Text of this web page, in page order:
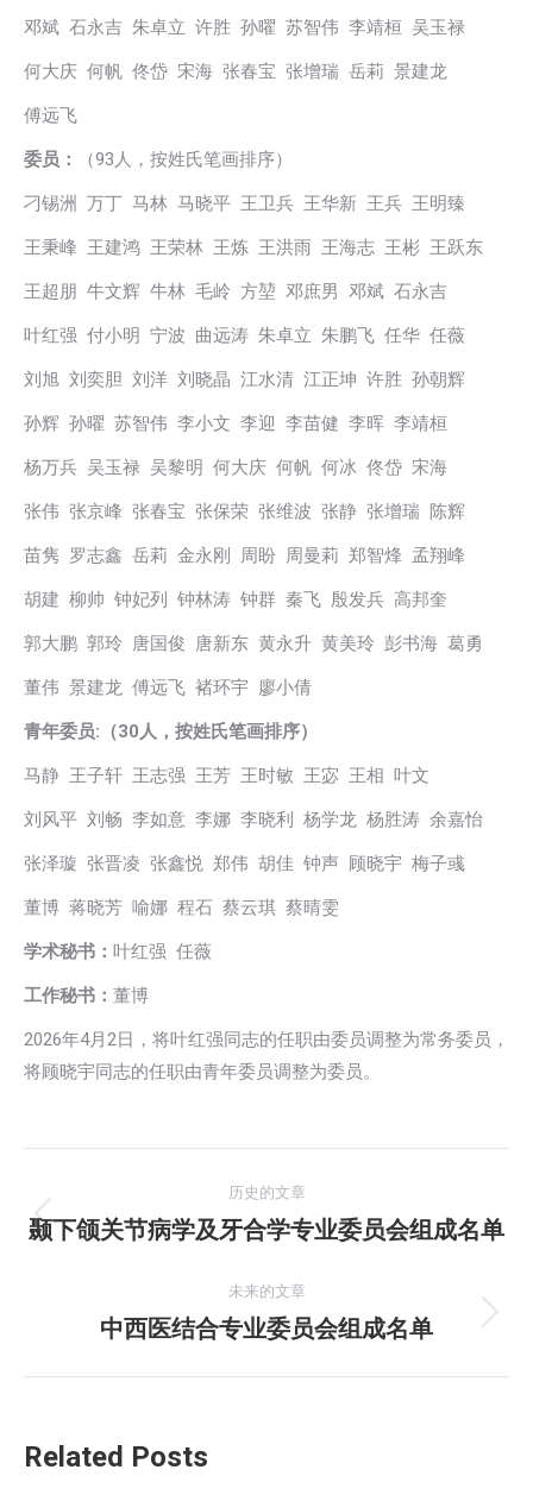
邓斌 石永吉 朱卓立 许胜 孙曜 苏智伟 李靖桓 吴玉禄
何大庆 何帆 佟岱 宋海 张春宝 张增瑞 岳莉 景建龙
傅远飞
委员： （93人，按姓氏笔画排序）
刁锡洲 万丁 马林 马晓平 王卫兵 王华新 王兵 王明臻
王秉峰 王建鸿 王荣林 王炼 王洪雨 王海志 王彬 王跃东
王超朋 牛文辉 牛林 毛岭 方堃 邓庶男 邓斌 石永吉
叶红强 付小明 宁波 曲远涛 朱卓立 朱鹏飞 任华 任薇
刘旭 刘奕胆 刘洋 刘晓晶 江水清 江正坤 许胜 孙朝辉
孙辉 孙曜 苏智伟 李小文 李迎 李苗健 李晖 李靖桓
杨万兵 吴玉禄 吴黎明 何大庆 何帆 何冰 佟岱 宋海
张伟 张京峰 张春宝 张保荣 张维波 张静 张增瑞 陈辉
苗隽 罗志鑫 岳莉 金永刚 周盼 周曼莉 郑智烽 孟翔峰
胡建 柳帅 钟妃列 钟林涛 钟群 秦飞 殷发兵 高邦奎
郭大鹏 郭玲 唐国俊 唐新东 黄永升 黄美玲 彭书海 葛勇
董伟 景建龙 傅远飞 褚环宇 廖小倩
青年委员:（30人，按姓氏笔画排序）
马静 王子轩 王志强 王芳 王时敏 王宓 王相 叶文
刘风平 刘畅 李如意 李娜 李晓利 杨学龙 杨胜涛 余嘉怡
张泽璇 张晋凌 张鑫悦 郑伟 胡佳 钟声 顾晓宇 梅子彧
董博 蒋晓芳 喻娜 程石 蔡云琪 蔡晴雯
学术秘书： 叶红强 任薇
工作秘书： 董博
2026年4月2日，将叶红强同志的任职由委员调整为常务委员，
将顾晓宇同志的任职由青年委员调整为委员。
章
历史的文章
历
的
文
颞下颌关节病学及牙合学专业委员会组成名单
未来的文章
未
中西医结合专业委员会组成名单
Related Posts